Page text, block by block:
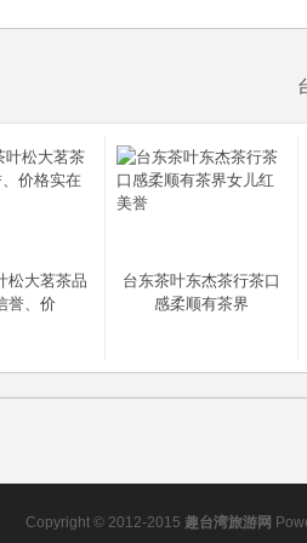
松大茗茶品
誉、价
台东茶叶东杰茶行茶口
感柔顺有茶界
Copyright © 2012-2015 趣台湾旅游网